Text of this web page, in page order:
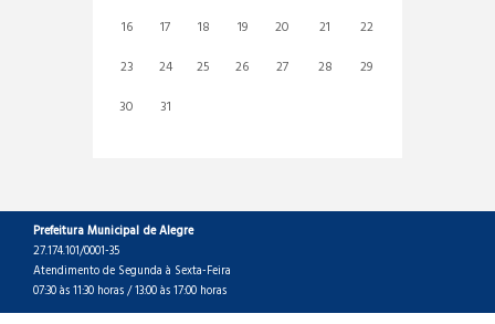
16
17 18 19 20 21
22
23
24 25 26 27 28
29
30
31
Prefeitura Municipal de Alegre
27.174.101/0001-35
Atendimento de Segunda à Sexta-Feira
07:30 às 11:30 horas / 13:00 às 17:00 horas